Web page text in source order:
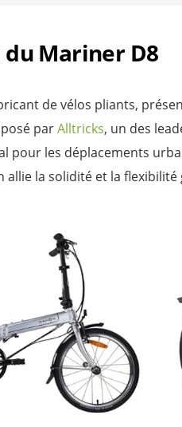
Mariner D8
de vélos pliants,
parAlltricks, un des
pour les déplacements
allie la solidité et la